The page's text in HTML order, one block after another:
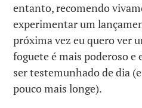
entanto, recomendo
experimentar um
próxima vez eu quero ver
foguete é mais poderoso e
ser testemunhado de dia
pouco mais longe).